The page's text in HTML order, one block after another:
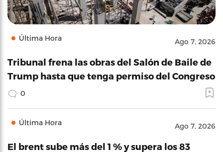
Última Hora Ago 7, 2026
Tribunal frena las obras del Salón de Baile de
Trump hasta que tenga permiso del Congreso
0
Última Hora Ago 7, 2026
El brent sube más del 1 % y supera los 83